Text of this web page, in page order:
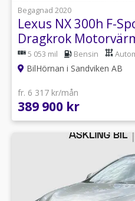
Begagnad 2020
Lexus NX 300h F-
Dragkrok
5 053 mil Bensin
BilHörnan i Sandviken AB
fr. 6 317 kr/mån
389 900 kr